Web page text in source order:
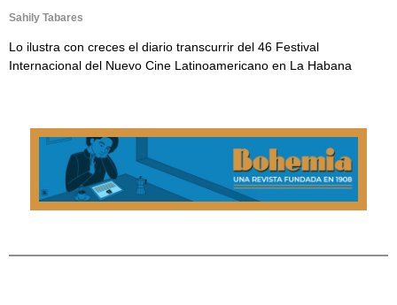
Sahily Tabares
Lo ilustra con creces el diario transcurrir del 46 Festival
Internacional del Nuevo Cine Latinoamericano en La Habana